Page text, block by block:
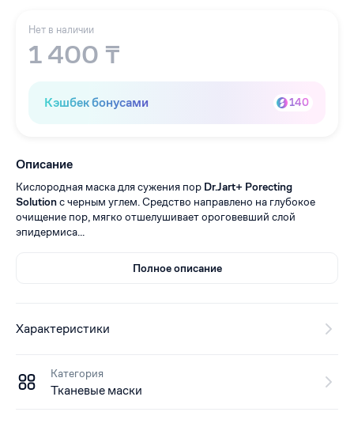
Нет в наличии
1 400 ₸
Кэшбек бонусами 140
Описание
Кислородная маска для сужения пор Dr.Jart+ Porecting
Solutionс черным углем. Средство направлено на глубокое
очищение пор, мягко отшелушивает ороговевший слой
эпидермиса...
Полное описание
Характеристики
Категория
Тканевые маски